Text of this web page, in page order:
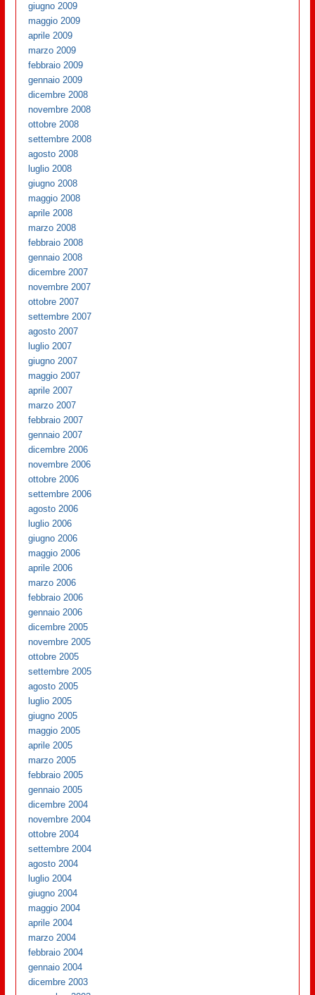
giugno 2009
maggio 2009
aprile 2009
marzo 2009
febbraio 2009
gennaio 2009
dicembre 2008
novembre 2008
ottobre 2008
settembre 2008
agosto 2008
luglio 2008
giugno 2008
maggio 2008
aprile 2008
marzo 2008
febbraio 2008
gennaio 2008
dicembre 2007
novembre 2007
ottobre 2007
settembre 2007
agosto 2007
luglio 2007
giugno 2007
maggio 2007
aprile 2007
marzo 2007
febbraio 2007
gennaio 2007
dicembre 2006
novembre 2006
ottobre 2006
settembre 2006
agosto 2006
luglio 2006
giugno 2006
maggio 2006
aprile 2006
marzo 2006
febbraio 2006
gennaio 2006
dicembre 2005
novembre 2005
ottobre 2005
settembre 2005
agosto 2005
luglio 2005
giugno 2005
maggio 2005
aprile 2005
marzo 2005
febbraio 2005
gennaio 2005
dicembre 2004
novembre 2004
ottobre 2004
settembre 2004
agosto 2004
luglio 2004
giugno 2004
maggio 2004
aprile 2004
marzo 2004
febbraio 2004
gennaio 2004
dicembre 2003